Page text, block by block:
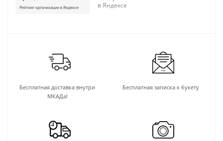
в Яндексе
Бесплатная доставка внутри
МКАДа!
Бесплатная записка к букету